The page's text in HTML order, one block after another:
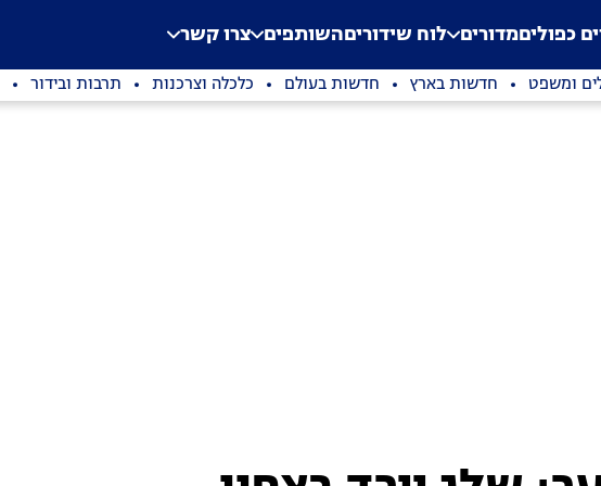
Application error: a
. כפוליםמדורים לוח שידוריםהשותפים צרו קשר
ומשפט חדשות בארץ חדשות בעולם כלכלה וצרכנות תרבות ובידור